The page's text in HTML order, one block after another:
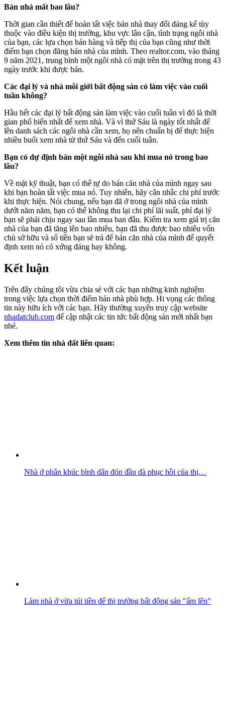
Bán nhà mất bao lâu?
Thời gian cần thiết để hoàn tất việc bán nhà thay đổi đáng kể tùy
thuộc vào điều kiện thị trường, khu vực lân cận, tình trạng ngôi nhà
của bạn, các lựa chọn bán hàng và tiếp thị của bạn cũng như thời
điểm bạn chọn đăng bán nhà của mình. Theo realtor.com, vào tháng
9 năm 2021, trung bình một ngôi nhà có mặt trên thị trường trong 43
ngày trước khi được bán.
Các đại lý và nhà môi giới bất động sản có làm việc vào cuối
tuần không?
Hầu hết các đại lý bất động sản làm việc vào cuối tuần vì đó là thời
gian phổ biến nhất để xem nhà. Và vì thứ Sáu là ngày tốt nhất để
lên danh sách các ngôi nhà cần xem, họ nên chuẩn bị để thực hiện
nhiều buổi xem nhà từ thứ Sáu và đến cuối tuần.
Bạn có dự định bán một ngôi nhà sau khi mua nó trong bao
lâu?
Về mặt kỹ thuật, bạn có thể tự do bán căn nhà của mình ngay sau
khi bạn hoàn tất việc mua nó. Tuy nhiên, hãy cân nhắc chi phí trước
khi thực hiện. Nói chung, nếu bạn đã ở trong ngôi nhà của mình
dưới năm năm, bạn có thể không thu lại chi phí lãi suất, phí đại lý
bạn sẽ phải chịu ngay sau lần mua ban đầu. Kiểm tra xem giá trị căn
nhà của bạn đã tăng lên bao nhiêu, bạn đã thu được bao nhiêu vốn
chủ sở hữu và số tiền bạn sẽ trả để bán căn nhà của mình để quyết
định xem nó có xứng đáng hay không.
Kết luận
Trên đây chúng tôi vừa chia sẻ với các bạn những kinh nghiệm
trong việc lựa chọn thời điểm bán nhà phù hợp. Hi vọng các thông
tin này hữu ích với các bạn. Hãy thường xuyên truy cập website
nhadatclub.com để cập nhật các tin tức bất động sản mới nhất bạn
nhé.
Xem thêm tin nhà đất liên quan:
Nhà ở phân khúc bình dân đón đầu đà phục hồi của thị…
Làm nhà ở vừa túi tiền để thị trường bất động sản "ấm lên"